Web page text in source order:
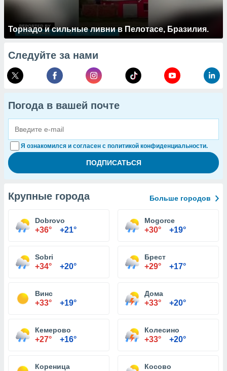
Торнадо и сильные ливни в Пелотасе, Бразилия.
Следуйте за нами
Погода в вашей почте
Я ознакомился и согласен с политикой конфиденциальности.
Крупные города Больше городов
Dobrovo
+36° +21°
Mogorce
+30° +19°
Sobri
+34° +20°
Брест
+29° +17°
Винс
+33° +19°
Дома
+33° +20°
Кемерово
+27° +16°
Колесино
+33° +20°
Кореница Косово